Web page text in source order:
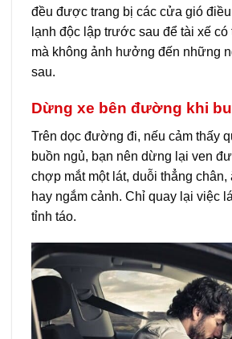
đều được trang bị các cửa gió
lạnh độc lập trước sau để tài xế
mà không ảnh hưởng đến những
sau.
Dừng xe bên đường khi
Trên dọc đường đi, nếu cảm thấy
buồn ngủ, bạn nên dừng lại ven
chợp mắt một lát, duỗi thẳng chân,
hay ngắm cảnh. Chỉ quay lại việc
tỉnh táo.